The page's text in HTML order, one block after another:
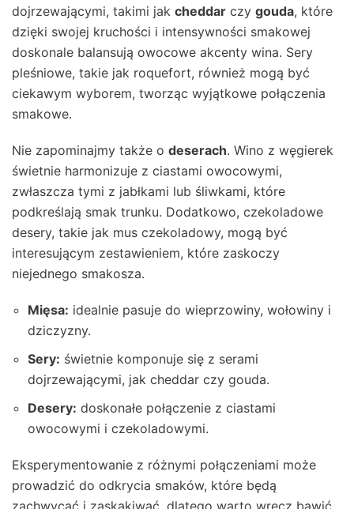
dojrzewającymi, takimi jak cheddar czy gouda, które
dzięki swojej kruchości i intensywności smakowej
doskonale balansują owocowe akcenty wina. Sery
pleśniowe, takie jak roquefort, również mogą być
ciekawym wyborem, tworząc wyjątkowe połączenia
smakowe.
Nie zapominajmy także o deserach. Wino z węgierek
świetnie harmonizuje z ciastami owocowymi,
zwłaszcza tymi z jabłkami lub śliwkami, które
podkreślają smak trunku. Dodatkowo, czekoladowe
desery, takie jak mus czekoladowy, mogą być
interesującym zestawieniem, które zaskoczy
niejednego smakosza.
Mięsa: idealnie pasuje do wieprzowiny, wołowiny i
dziczyzny.
Sery: świetnie komponuje się z serami
dojrzewającymi, jak cheddar czy gouda.
Desery: doskonałe połączenie z ciastami
owocowymi i czekoladowymi.
Eksperymentowanie z różnymi połączeniami może
prowadzić do odkrycia smaków, które będą